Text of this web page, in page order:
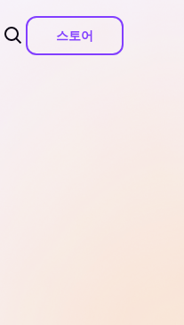
스토어